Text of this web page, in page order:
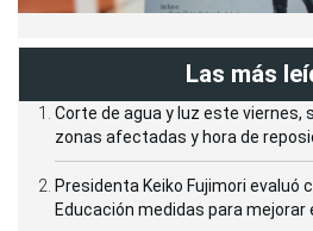
Las más
Corte de agua y luz este viernes,
zonas afectadas y hora de
Presidenta Keiko Fujimori evaluó
Educación medidas para mejorar